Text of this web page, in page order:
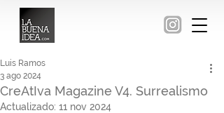
CreAtIva Magazine V4. Surrealismo
Luis Ramos
3 ago 2024
Actualizado: 11 nov 2024